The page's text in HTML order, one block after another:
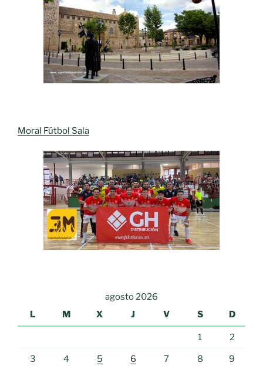
Moral Fútbol Sala
agosto 2026
L
M X J V S D
1 2
3 4 5 6 7 8 9